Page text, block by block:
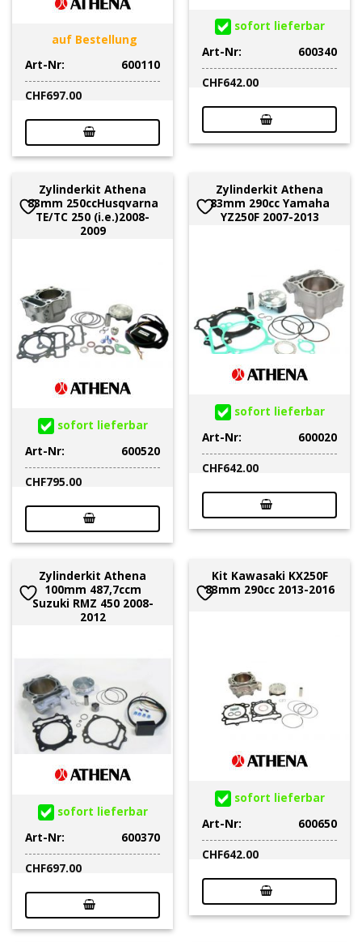
auf Bestellung
Art-Nr:
600110
CHF697.00
sofort lieferbar
Art-Nr:
600340
CHF642.00
Zylinderkit Athena
83mm 250ccHusqvarna
TE/TC 250 (i.e.)2008-
2009
sofort lieferbar
Art-Nr:
600520
CHF795.00
Zylinderkit Athena
83mm 290cc Yamaha
YZ250F 2007-2013
sofort lieferbar
Art-Nr:
600020
CHF642.00
Zylinderkit Athena
100mm 487,7ccm
Suzuki RMZ 450 2008-
2012
sofort lieferbar
Art-Nr:
600370
CHF697.00
Kit Kawasaki KX250F
83mm 290cc 2013-2016
sofort lieferbar
Art-Nr:
600650
CHF642.00